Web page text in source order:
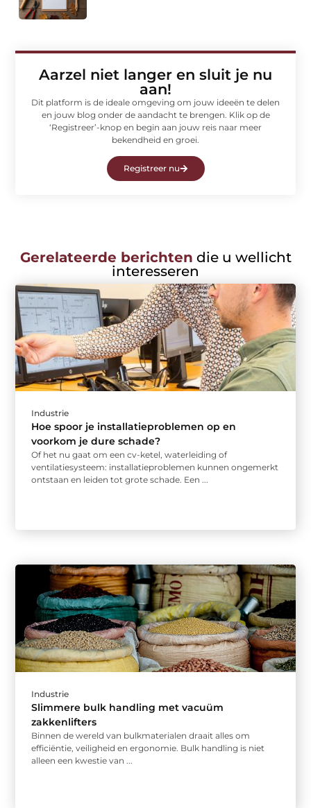
Aarzel niet langer en sluit je nu
aan!
Dit platform is de ideale omgeving om jouw ideeën te delen
en jouw blog onder de aandacht te brengen. Klik op de
‘Registreer’-knop en begin aan jouw reis naar meer
bekendheid en groei.
Registreer nu
Gerelateerde berichten die u wellicht
interesseren
Industrie
Hoe spoor je installatieproblemen op en
voorkom je dure schade?
Of het nu gaat om een cv-ketel, waterleiding of
ventilatiesysteem: installatieproblemen kunnen ongemerkt
ontstaan en leiden tot grote schade. Een ...
Industrie
Slimmere bulk handling met vacuüm
zakkenlifters
Binnen de wereld van bulkmaterialen draait alles om
efficiëntie, veiligheid en ergonomie. Bulk handling is niet
alleen een kwestie van ...